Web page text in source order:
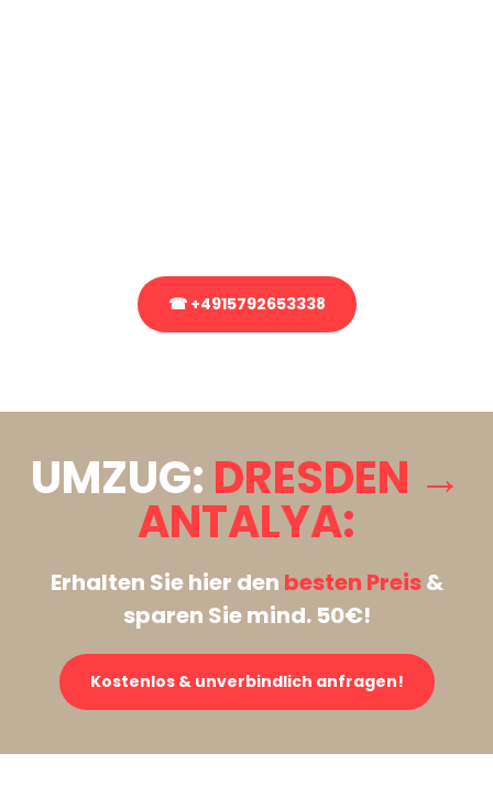
☎ +4915792653338
UMZUG: DRESDEN →
ANTALYA:
Erhalten Sie hier den besten Preis&
sparen Sie mind. 50€!
Kostenlos & unverbindlich anfragen!